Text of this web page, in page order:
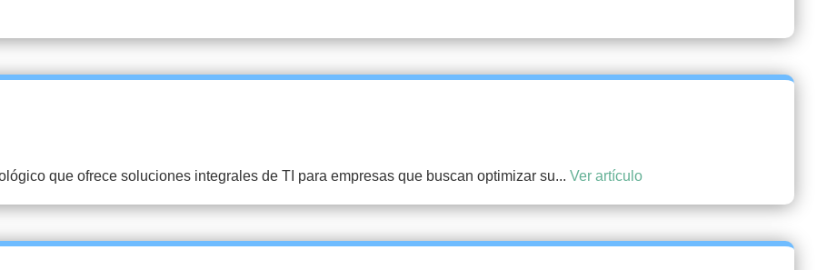
que ofrece soluciones integrales de TI para empresas que buscan optimizar su... Ver artículo